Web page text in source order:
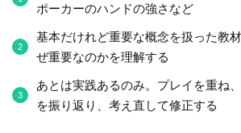
ポーカーのハンドの強さなど
基本だけれど重要な概念を扱った教
ぜ重要なのかを理解する
あとは実践あるのみ。プレイを重ね
を振り返り、考え直して修正する